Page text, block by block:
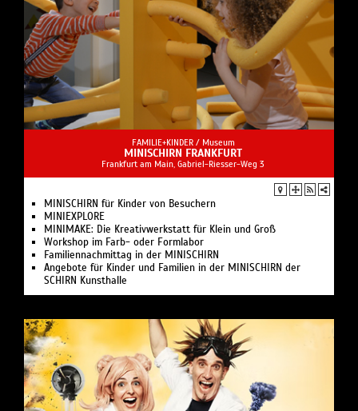
FAMILIE+KINDER / Museum
MINISCHIRN FRANKFURT
Frankfurt am Main, Gabriel-Riesser-Weg 3
MINISCHIRN für Kinder von Besuchern
MINIEXPLORE
MINIMAKE: Die Kreativwerkstatt für Klein und Groß
Workshop im Farb- oder Formlabor
Familiennachmittag in der MINISCHIRN
Angebote für Kinder und Familien in der MINISCHIRN der
SCHIRN Kunsthalle